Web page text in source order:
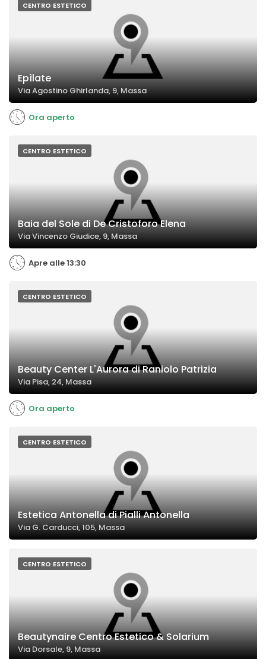
CENTRO ESTETICO
Epìlate
Via Agostino Ghirlanda, 9, Massa
Ora aperto
CENTRO ESTETICO
Baia del Sole di De Cristoforo Elena
Via Vincenzo Giudice, 9, Massa
Apre alle 13:30
CENTRO ESTETICO
Beauty Center L'Aurora di Raniolo Patrizia
Via Pisa, 24, Massa
Ora aperto
CENTRO ESTETICO
Estetica Antonella di Pialli Antonella
Via G. Carducci, 105, Massa
CENTRO ESTETICO
Beautynaire Centro Estetico & Solarium
Via Dorsale, 9, Massa